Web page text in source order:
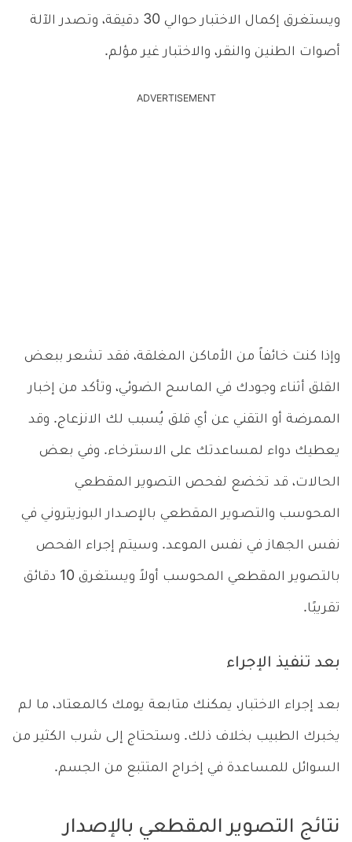
ويستغرق إكمال الاختبار حوالي 30 دقيقة، وتصدر الآلة
أصوات الطنين والنقر، والاختبار غير مؤلم.
ADVERTISEMENT
وإذا كنت خائفاً من الأماكن المغلقة، فقد تشعر ببعض
القلق أثناء وجودك في الماسح الضوئي، وتأكد من إخبار
الممرضة أو التقني عن أي قلق يُسبب لك الانزعاج. وقد
يعطيك دواء لمساعدتك على الاسترخاء. وفي بعض
الحالات، قد تخضع لفحص التصوير المقطعي
المحوسب والتصـوير المقطعي بالإصـدار البوزيتروني في
نفس الجهاز في نفس الموعد. وسيتم إجراء الفحص
بالتصوير المقطعي المحوسب أولاً ويستغرق 10 دقائق
تقريبًا.
بعد تنفيذ الإجراء
بعد إجراء الاختبار، يمكنك متابعة يومك كالمعتاد، ما لم
يخبرك الطبيب بخلاف ذلك. وستحتاج إلى شرب الكثير من
السوائل للمساعدة في إخراج المتتبع من الجسم.
نتائج التصوير المقطعي بالإصدار